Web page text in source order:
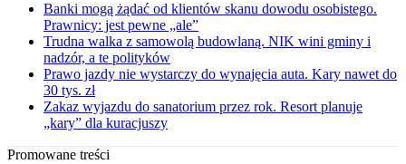
Banki mogą żądać od klientów skanu dowodu osobistego.
Prawnicy: jest pewne „ale”
Trudna walka z samowolą budowlaną. NIK wini gminy i
nadzór, a te polityków
Prawo jazdy nie wystarczy do wynajęcia auta. Kary nawet do
30 tys. zł
Zakaz wyjazdu do sanatorium przez rok. Resort planuje
„kary” dla kuracjuszy
Promowane treści